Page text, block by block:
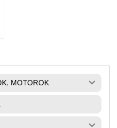
MOTOROK